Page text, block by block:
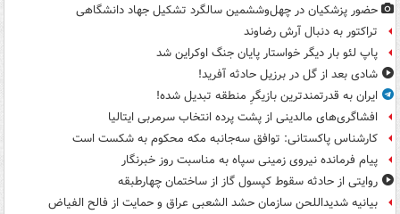
حضور پزشکیان در چهل‌وششمین سالگرد تشکیل جهاد دانشگاهی
تراکتور به دنبال آرش رضاوند
پاپ لئو بار دیگر خواستار پایان جنگ اوکراین شد
شادی بعد از گل در برزیل حادثه آفرید!
ایران به قدرتمندترین بازیگرِ منطقه تبدیل شده!
افشاگری‌های مالدینی از پشت پرده انتخاب سرمربی ایتالیا
کارشناس پاکستانی: توافق سه‌جانبه مکه محکوم به شکست است
پیام فرمانده نیروی زمینی سپاه به مناسبت روز خبرنگار
روایتی از حادثه سقوط کپسول گاز از ساختمان چهارطبقه
بیانیه شدیداللحن سازمان حشد الشعبی عراق و حمایت از فالح الفیاض